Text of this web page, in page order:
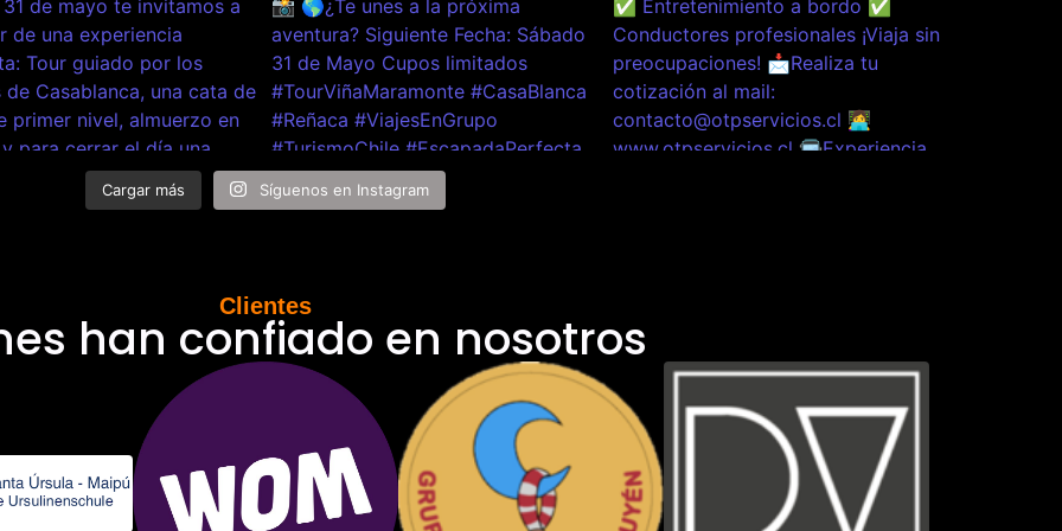
Cargar más Síguenos en Instagram
Clientes
han confiado en nosotros